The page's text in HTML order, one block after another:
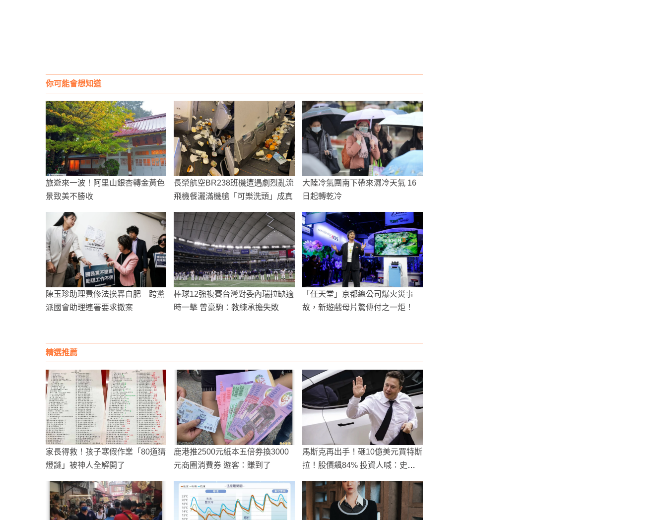
你可能會想知道
旅遊來一波！阿里山銀杏轉金黃色
景致美不勝收
長榮航空BR238班機遭遇劇烈亂流
飛機餐灑滿機艙「可樂洗頭」成真
大陸冷氣團南下帶來濕冷天氣 16
日起轉乾冷
陳玉珍助理費修法挨轟自肥 跨黨
派國會助理連署要求撤案
棒球12強複賽台灣對委內瑞拉缺適
時一擊 曾豪駒：教練承擔失敗
「任天堂」京都總公司爆火災事
故，新遊戲母片驚傳付之一炬！
精選推薦
家長得救！孩子寒假作業「80道猜
燈謎」被神人全解開了
鹿港推2500元紙本五倍券換3000
元商圈消費券 遊客：賺到了
馬斯克再出手！砸10億美元買特斯
拉！股價飆84% 投資人喊：史上